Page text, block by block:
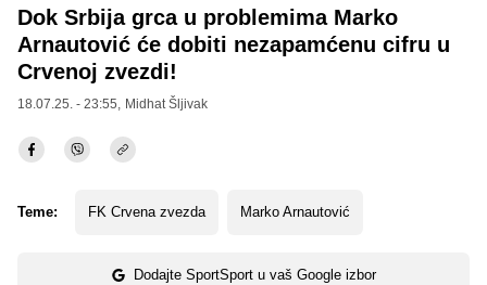
Dok Srbija grca u problemima Marko
Arnautović će dobiti nezapamćenu cifru u
Crvenoj zvezdi!
18.07.25. - 23:55, Midhat Šljivak
Teme: FK Crvena zvezda Marko Arnautović
Dodajte SportSport u vaš Google izbor